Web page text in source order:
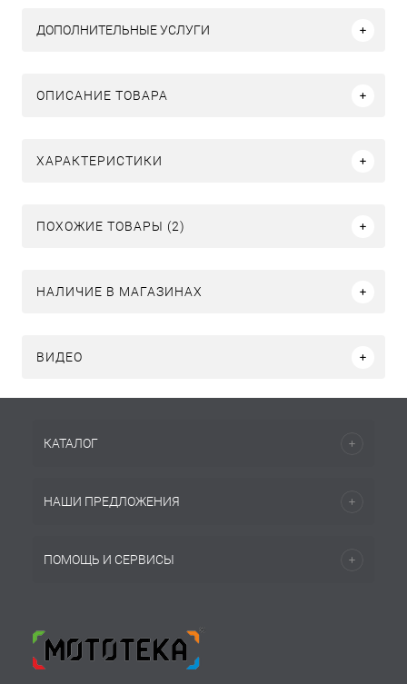
ДОПОЛНИТЕЛЬНЫЕ УСЛУГИ
ОПИСАНИЕ ТОВАРА
ХАРАКТЕРИСТИКИ
ПОХОЖИЕ ТОВАРЫ (2)
НАЛИЧИЕ В МАГАЗИНАХ
ВИДЕО
КАТАЛОГ
НАШИ ПРЕДЛОЖЕНИЯ
ПОМОЩЬ И СЕРВИСЫ